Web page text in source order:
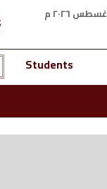
Students